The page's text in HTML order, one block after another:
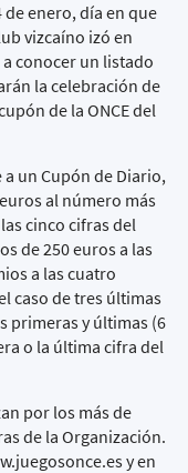
de enero, día en que
vizcaíno izó en
conocer un listado
la celebración de
de la ONCE del
un Cupón de Diario,
al número más
cinco cifras del
de 250 euros a las
a las cuatro
caso de tres últimas
primeras y últimas (6
o la última cifra del
por los más de
de la Organización.
y en